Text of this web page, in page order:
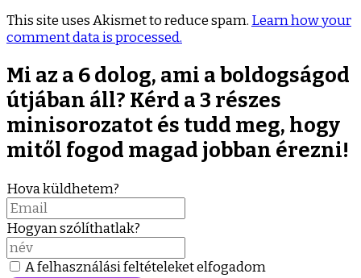
This site uses Akismet to reduce spam. Learn how your
comment data is processed.
Mi az a 6 dolog, ami a boldogságod
útjában áll? Kérd a 3 részes
minisorozatot és tudd meg, hogy
mitől fogod magad jobban érezni!
Hova küldhetem?
Hogyan szólíthatlak?
A felhasználási feltételeket elfogadom